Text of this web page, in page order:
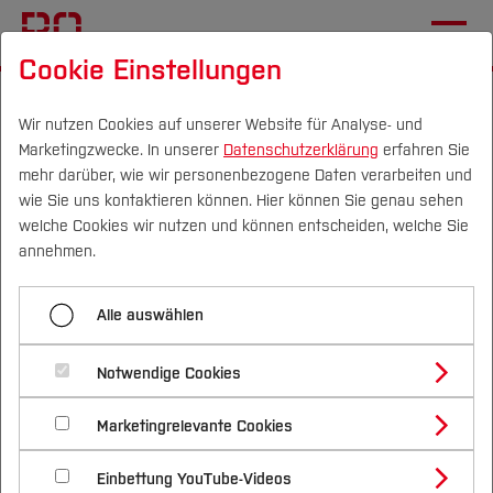
Campus Personen DE|EN Quicklinks
Studium
Studienangebote
Bachelorstudiengänge
Masterstudiengänge
Vor dem Studium
Bewerben & Einschreiben
Bewerbungsportal
Im Studium
Studienbüros und Prüfungen
Nach dem Studium
Forschung & Transfer
Profil
Forschungs- und Transferprofil
Schwerpunkte (FuT)
Beratung & Förderung
Nachhaltigkeit
Nachhaltigkeit studieren
International
Hochschulkommunikation
Pressemitteilungen
Menü aufklappen
2025
2024
2023
2022
Hochschule Bochum und
thyssenkrupp präsentieren
Solar-Sportcoupé
Cookie Einstellungen
Wir nutzen Cookies auf unserer Website für Analyse- und
Marketingzwecke. In unserer Datenschutzerklärung erfahren Sie
mehr darüber, wie wir personenbezogene Daten verarbeiten und
wie Sie uns kontaktieren können. Hier können Sie genau sehen
welche Cookies wir nutzen und können entscheiden, welche Sie
annehmen.
Alle auswählen
Notwendige Cookies
Marketingrelevante Cookies
Einbettung YouTube-Videos